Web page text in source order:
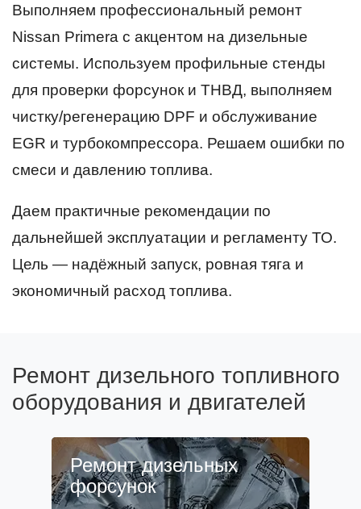
Выполняем профессиональный ремонт
Nissan Primera с акцентом на дизельные
системы. Используем профильные стенды
для проверки форсунок и ТНВД, выполняем
чистку/регенерацию DPF и обслуживание
EGR и турбокомпрессора. Решаем ошибки по
смеси и давлению топлива.
Даем практичные рекомендации по
дальнейшей эксплуатации и регламенту ТО.
Цель — надёжный запуск, ровная тяга и
экономичный расход топлива.
Ремонт дизельного топливного
оборудования и двигателей
Ремонт дизельных
форсунок